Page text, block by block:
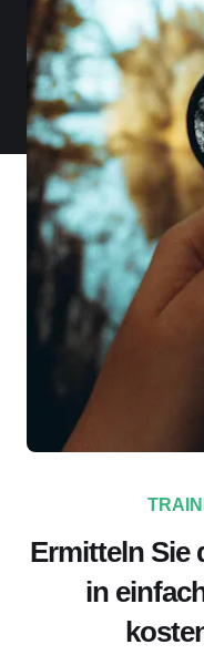
Ermitteln Sie
in